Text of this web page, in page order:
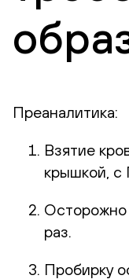
Преаналитика:
Взятие
крышкой,
Осторожно
раз.
Пробирку